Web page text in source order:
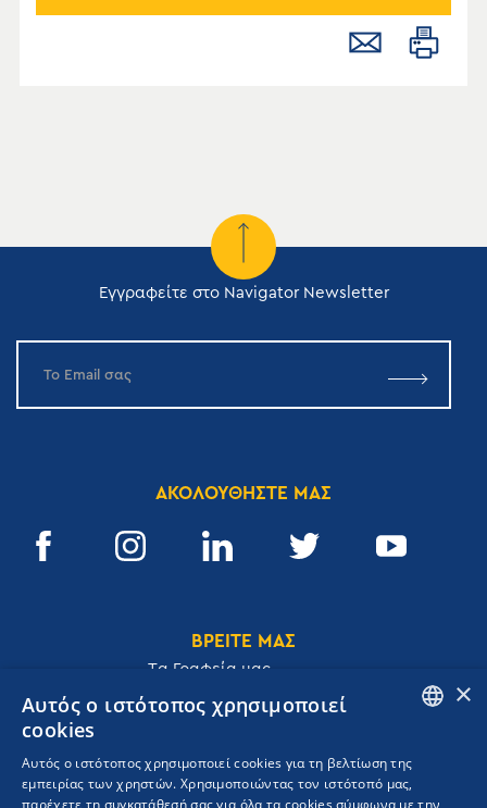
Εγγραφείτε στο Navigator Newsletter
ΑΚΟΛΟΥΘΗΣΤΕ ΜΑΣ
ΒΡΕΙΤΕ ΜΑΣ
Tα Γραφεία μας
Ακαδημίας 32, 106 72, Αθήνα, Ελλάδα
T. +30 210 3609801 GREEK
×
Αυτός ο ιστότοπος χρησιμοποιεί
cookies
Αυτός ο ιστότοπος χρησιμοποιεί cookies για τη βελτίωση της
εμπειρίας των χρηστών. Χρησιμοποιώντας τον ιστότοπό μας,
παρέχετε τη συγκατάθεσή σας για όλα τα cookies σύμφωνα με την